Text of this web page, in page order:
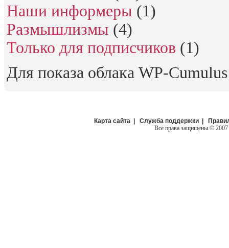
Наши информеры (1)
Размышлизмы (4)
Только для подписчиков (1)
Для показа облака WP-
Карта сайта Служба поддержки
Все права защищены ©